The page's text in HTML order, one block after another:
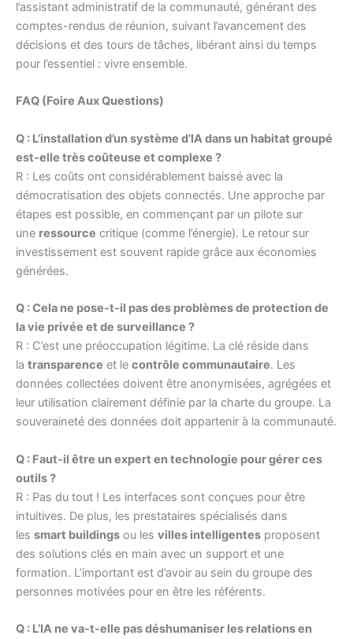
l’assistant administratif de la communauté, générant des
comptes-rendus de réunion, suivant l’avancement des
décisions et des tours de tâches, libérant ainsi du temps
pour l’essentiel : vivre ensemble.
FAQ (Foire Aux Questions)
Q : L’installation d’un système d’IA dans un habitat groupé
est-elle très coûteuse et complexe ?
R : Les coûts ont considérablement baissé avec la
démocratisation des objets connectés. Une approche par
étapes est possible, en commençant par un pilote sur
une ressource critique (comme l’énergie). Le retour sur
investissement est souvent rapide grâce aux économies
générées.
Q : Cela ne pose-t-il pas des problèmes de protection de
la vie privée et de surveillance ?
R : C’est une préoccupation légitime. La clé réside dans
la transparence et le contrôle communautaire. Les
données collectées doivent être anonymisées, agrégées et
leur utilisation clairement définie par la charte du groupe. La
souveraineté des données doit appartenir à la communauté.
Q : Faut-il être un expert en technologie pour gérer ces
outils ?
R : Pas du tout ! Les interfaces sont conçues pour être
intuitives. De plus, les prestataires spécialisés dans
les smart buildings ou les villes intelligentes proposent
des solutions clés en main avec un support et une
formation. L’important est d’avoir au sein du groupe des
personnes motivées pour en être les référents.
Q : L’IA ne va-t-elle pas déshumaniser les relations en